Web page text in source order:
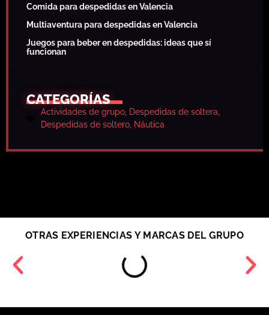
Comida para despedidas en Valencia
Multiaventura para despedidas en Valencia
Juegos para beber en despedidas: ideas que sí
funcionan
CATEGORÍAS
Actividades de grupo Despedidas de soltera
Despedidas de soltero Náutica
OTRAS EXPERIENCIAS Y MARCAS DEL GRUPO